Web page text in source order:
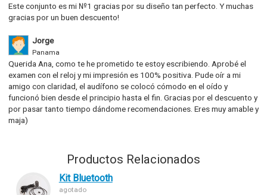
Este conjunto es mi №1 gracias por su diseño tan perfecto. Y muchas
gracias por un buen descuento!
Jorge
Panama
Querida Ana, como te he prometido te estoy escribiendo. Aprobé el
examen con el reloj y mi impresión es 100% positiva. Pude oír a mi
amigo con claridad, el audífono se colocó cómodo en el oído y
funcionó bien desde el principio hasta el fin. Gracias por el descuento y
por pasar tanto tiempo dándome recomendaciones. Eres muy amable y
maja)
Productos Relacionados
Kit Bluetooth
agotado